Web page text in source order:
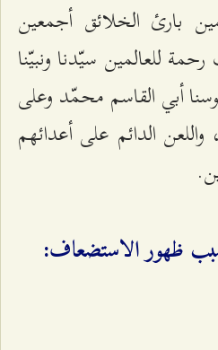
بارئ الخلائق أجمعين
للعالمين سيّدنا ونبيّنا
أبي القاسم محمّد وعلى
واللعن الدائم على أعدائهم
ظهور الاستضعاف: